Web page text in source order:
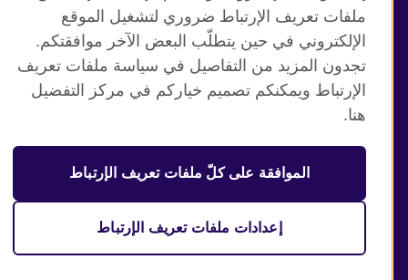
موقع المجلس الثقافي البريطاني العالمي
الخصوصية وشروط الاستخدام
ملفات تعريف الإرتباط
خريطة الموقع
منظمة المملكة المتحدة الدولية للعلاقات الثقافية والفرص
ملفات تعريف الإرتباط ضروري لتشغيل الموقع
الإلكتروني في حين يتطلّب البعض الآخر موافقتكم.
تجدون المزيد من التفاصيل في سياسة ملفات تعريف
الإرتباط ويمكنكم تصميم خياركم في مركز التفضيل
هنا.
الموافقة على كلّ ملفات تعريف الإرتباط
إعدادات ملفات تعريف الإرتباط